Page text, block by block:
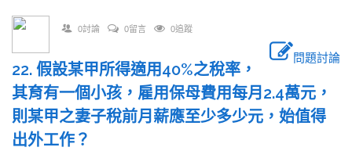
0討論 0留言 0追蹤
問題討論
22. 假設某甲所得適用40%之稅率，
其育有一個小孩，雇用保母費用每月2.4萬元，
則某甲之妻子稅前月薪應至少多少元，始值得
出外工作？